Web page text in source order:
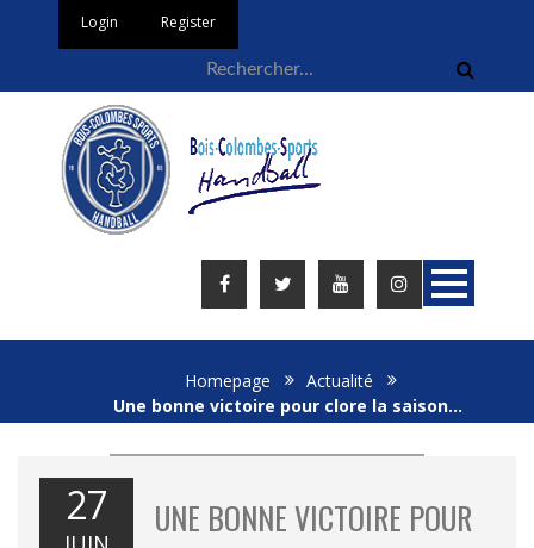
Login Register
Homepage
Actualité
Une bonne victoire pour clore la saison…
27
UNE BONNE VICTOIRE POUR